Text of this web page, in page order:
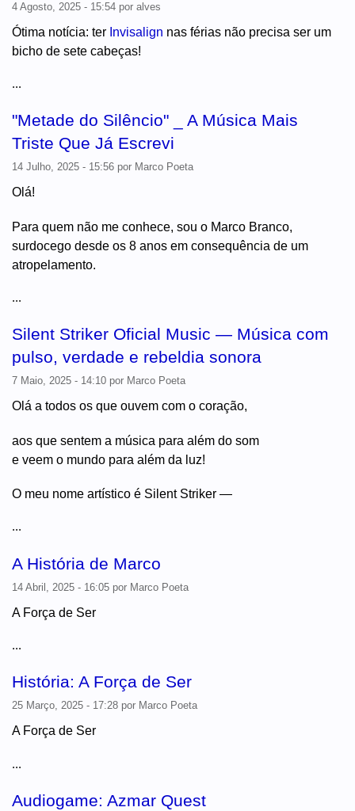
4 Agosto, 2025 - 15:54 por alves
Ótima notícia: ter Invisalign nas férias não precisa ser um
bicho de sete cabeças!
...
"Metade do Silêncio" _ A Música Mais
Triste Que Já Escrevi
14 Julho, 2025 - 15:56 por Marco Poeta
Olá!
Para quem não me conhece, sou o Marco Branco,
surdocego desde os 8 anos em consequência de um
atropelamento.
...
Silent Striker Oficial Music — Música com
pulso, verdade e rebeldia sonora
7 Maio, 2025 - 14:10 por Marco Poeta
Olá a todos os que ouvem com o coração,
aos que sentem a música para além do som
e veem o mundo para além da luz!
O meu nome artístico é Silent Striker —
...
A História de Marco
14 Abril, 2025 - 16:05 por Marco Poeta
A Força de Ser
...
História: A Força de Ser
25 Março, 2025 - 17:28 por Marco Poeta
A Força de Ser
...
Audiogame: Azmar Quest